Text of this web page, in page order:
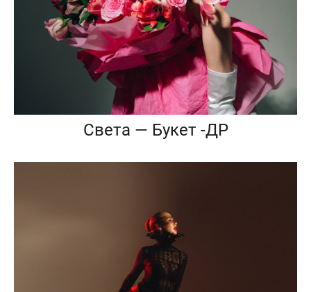
Света — Букет -ДР